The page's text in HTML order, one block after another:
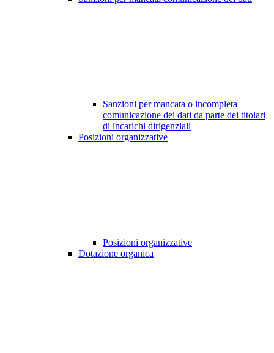
Sanzioni per mancata o incompleta
comunicazione dei dati da parte dei titolari
di incarichi dirigenziali
Posizioni organizzative
Posizioni organizzative
Dotazione organica